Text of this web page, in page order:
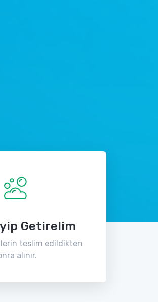
Getirelim
teslim edildikten
alınır.